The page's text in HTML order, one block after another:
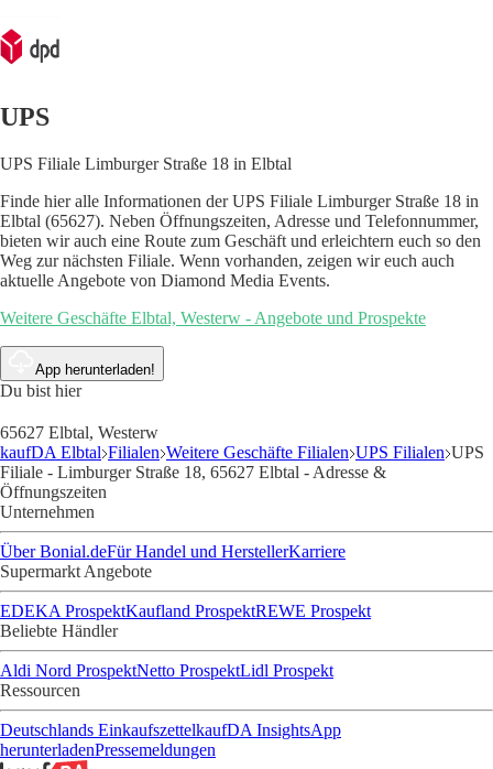
UPS
UPS Filiale Limburger Straße 18 in Elbtal
Finde hier alle Informationen der UPS Filiale Limburger Straße 18 in
Elbtal (65627). Neben Öffnungszeiten, Adresse und Telefonnummer,
bieten wir auch eine Route zum Geschäft und erleichtern euch so den
Weg zur nächsten Filiale. Wenn vorhanden, zeigen wir euch auch
aktuelle Angebote von Diamond Media Events.
Weitere Geschäfte Elbtal, Westerw - Angebote und Prospekte
App herunterladen!
Du bist hier
65627 Elbtal, Westerw
kaufDA Elbtal Filialen Weitere Geschäfte Filialen UPS Filialen UPS
Filiale - Limburger Straße 18, 65627 Elbtal - Adresse &
Öffnungszeiten
Unternehmen
Über Bonial.deFür Handel und HerstellerKarriere
Supermarkt Angebote
EDEKA ProspektKaufland ProspektREWE Prospekt
Beliebte Händler
Aldi Nord ProspektNetto ProspektLidl Prospekt
Ressourcen
Deutschlands EinkaufszettelkaufDA InsightsApp
herunterladenPressemeldungen